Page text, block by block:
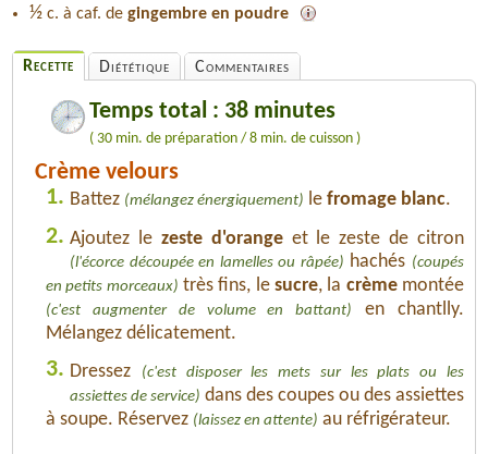
½ c. à caf. de gingembre en poudre
Recette Diététique Commentaires
Temps total : 38 minutes
( 30 min. de préparation / 8 min. de cuisson )
Crème velours
1. Battez (mélangez énergiquement) le fromage blanc.
2. Ajoutez le zeste d'orangeet le zeste de citron
(l'écorce découpée en lamelles ou râpée) hachés (coupés
en petits morceaux) très fins, lesucre, la crèmemontée
(c'est augmenter de volume en battant)
en chantlly.
Mélangez délicatement.
3. Dressez
(c'est disposer les mets sur les plats ou les
assiettes de service) dans des coupes ou des assiettes
à soupe. Réservez (laissez en attente) au réfrigérateur.